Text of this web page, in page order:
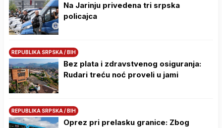
Na Јarinju privedena tri srpska
policajca
REPUBLIKA SRPSKA / BIH
Bez plata i zdravstvenog osiguranja:
Rudari treću noć proveli u jami
REPUBLIKA SRPSKA / BIH
Oprez pri prelasku granice: Zbog